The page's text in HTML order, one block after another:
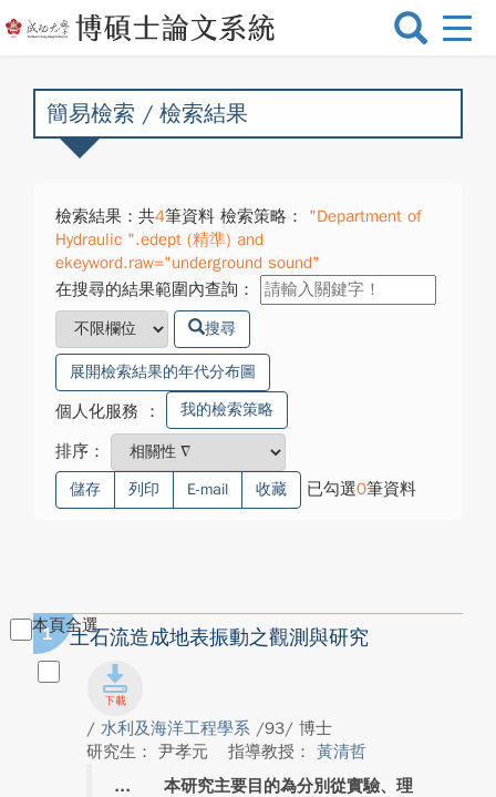
選
換
簡易檢索 / 檢索結果
檢索結果：共4筆資料 檢索策略：
"Department of
Hydraulic ".edept (精準) and
ekeyword.raw="underground sound"
在搜尋的結果範圍內查詢：
搜尋
展開檢索結果的年代分布圖
個人化服務 ： 我的檢索策略
排序：
儲存 列印 E-mail 收藏 已勾選0筆資料
本頁全選
1 土石流造成地表振動之觀測與研究
/ 水利及海洋工程學系 /93/ 博士
研究生： 尹孝元
指導教授： 黃清哲
本研究主要目的為分別從實驗、理